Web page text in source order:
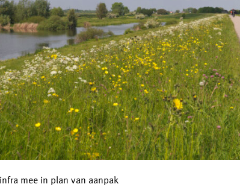
mee in plan van aanpak